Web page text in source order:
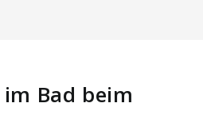
Bad beim